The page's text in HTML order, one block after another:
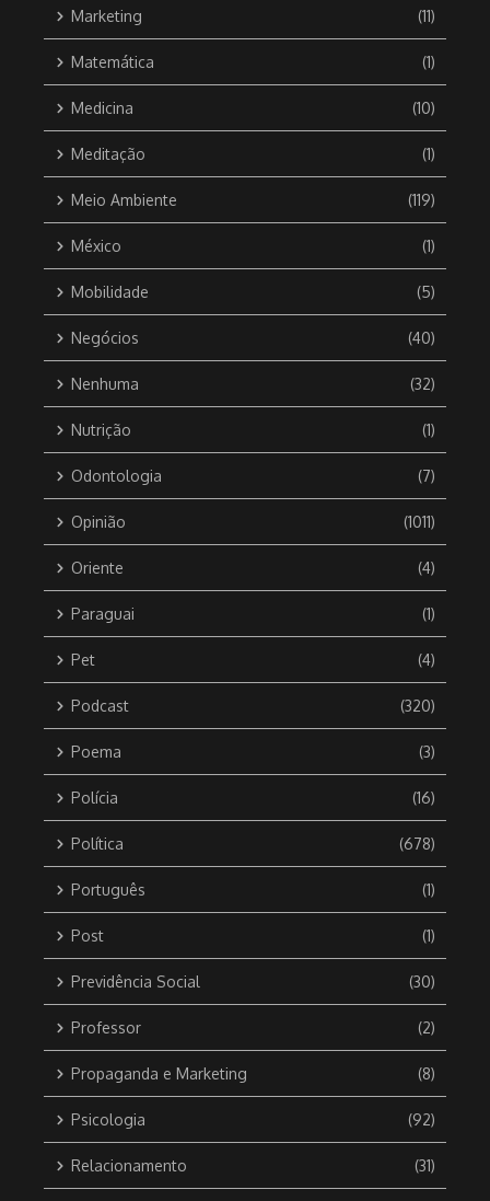
Marketing (11)
Matemática (1)
Medicina (10)
Meditação (1)
Meio Ambiente (119)
México (1)
Mobilidade (5)
Negócios (40)
Nenhuma (32)
Nutrição (1)
Odontologia (7)
Opinião (1011)
Oriente (4)
Paraguai (1)
Pet (4)
Podcast (320)
Poema (3)
Polícia (16)
Política (678)
Português (1)
Post (1)
Previdência Social (30)
Professor (2)
Propaganda e Marketing (8)
Psicologia (92)
Relacionamento (31)